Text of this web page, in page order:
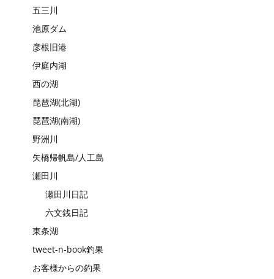
五三川
池原ダム
彦根旧港
伊庭内湖
西の湖
琵琶湖(北湖)
琵琶湖(南湖)
野洲川
矢橋帰帆島/人工島
瀬田川
瀬田川日記
六文銭日記
東条湖
tweet-n-book釣果
お客様からの釣果